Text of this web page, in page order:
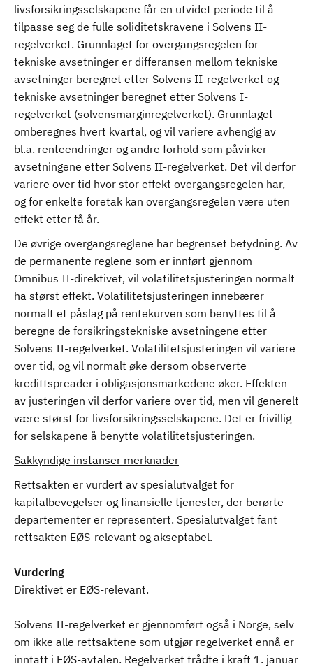
livsforsikringsselskapene får en utvidet periode til å
tilpasse seg de fulle soliditetskravene i Solvens II-
regelverket. Grunnlaget for overgangsregelen for
tekniske avsetninger er differansen mellom tekniske
avsetninger beregnet etter Solvens II-regelverket og
tekniske avsetninger beregnet etter Solvens I-
regelverket (solvensmarginregelverket). Grunnlaget
omberegnes hvert kvartal, og vil variere avhengig av
bl.a. renteendringer og andre forhold som påvirker
avsetningene etter Solvens II-regelverket. Det vil derfor
variere over tid hvor stor effekt overgangsregelen har,
og for enkelte foretak kan overgangsregelen være uten
effekt etter få år.
De øvrige overgangsreglene har begrenset betydning. Av
de permanente reglene som er innført gjennom
Omnibus II-direktivet, vil volatilitetsjusteringen normalt
ha størst effekt. Volatilitetsjusteringen innebærer
normalt et påslag på rentekurven som benyttes til å
beregne de forsikringstekniske avsetningene etter
Solvens II-regelverket. Volatilitetsjusteringen vil variere
over tid, og vil normalt øke dersom observerte
kredittspreader i obligasjonsmarkedene øker. Effekten
av justeringen vil derfor variere over tid, men vil generelt
være størst for livsforsikringsselskapene. Det er frivillig
for selskapene å benytte volatilitetsjusteringen.
Sakkyndige instanser merknader
Rettsakten er vurdert av spesialutvalget for
kapitalbevegelser og finansielle tjenester, der berørte
departementer er representert. Spesialutvalget fant
rettsakten EØS-relevant og akseptabel.
Vurdering
Direktivet er EØS-relevant.
Solvens II-regelverket er gjennomført også i Norge, selv
om ikke alle rettsaktene som utgjør regelverket ennå er
inntatt i EØS-avtalen. Regelverket trådte i kraft 1. januar